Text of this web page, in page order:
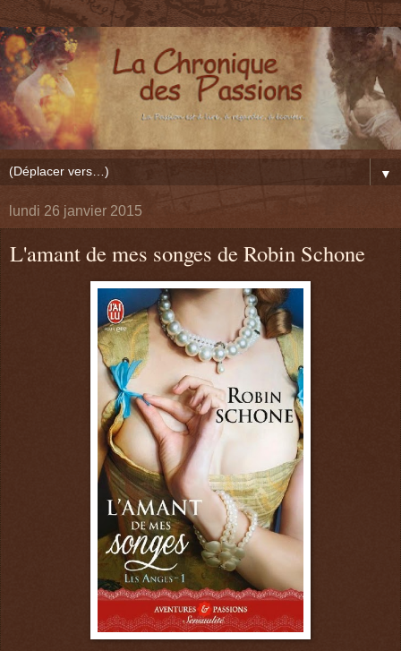
▼
lundi 26 janvier 2015
L'amant de mes songes de Robin Schone